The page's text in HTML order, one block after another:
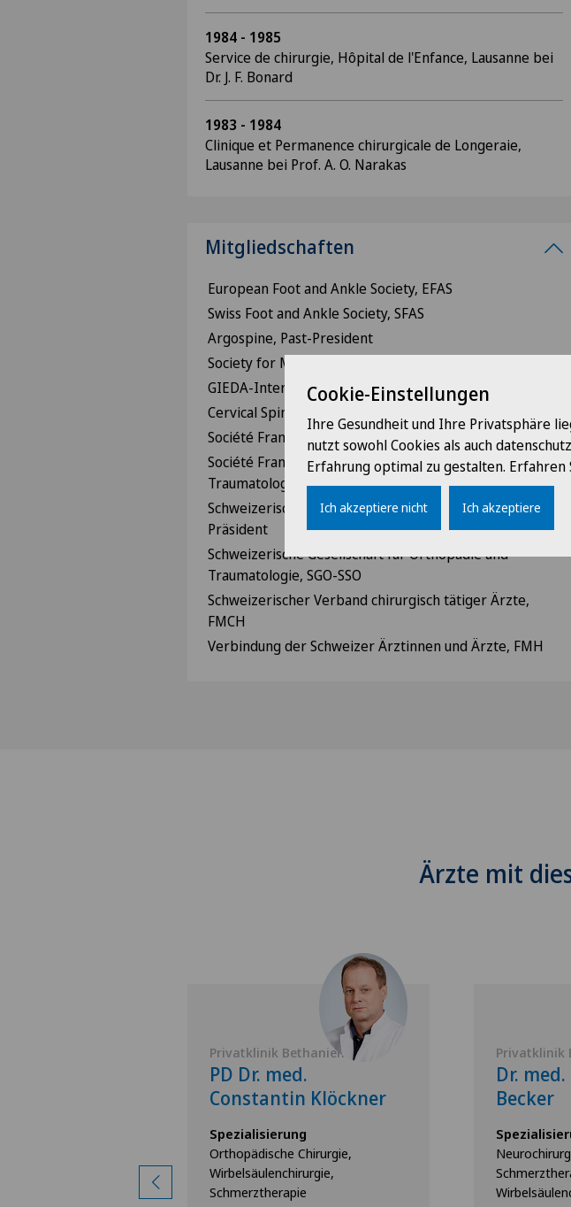
1984 - 1985
Service de chirurgie, Hôpital de l'Enfance, Lausanne bei
Dr. J. F. Bonard
1983 - 1984
Clinique et Permanence chirurgicale de Longeraie,
Lausanne bei Prof. A. O. Narakas
Mitgliedschaften
European Foot and Ankle Society, EFAS
Swiss Foot and Ankle Society, SFAS
Argospine, Past-President
Society for Medical Inovation and Technology, SMIT
GIEDA-Inter Rachis, Past-President
Cervical Spine Research Society, CSRS
Société Française de Chirurgie Rachidienne, SFCR
Société Française de Chirurgie Orthopédique et
Traumatologie, SoFCOT
Schweizerische Gesellschaft für Spinale Chirurgie, SGS,
Präsident
Schweizerische Gesellschaft für Orthopädie und
Traumatologie, SGO-SSO
Schweizerischer Verband chirurgisch tätiger Ärzte,
FMCH
Verbindung der Schweizer Ärztinnen und Ärzte, FMH
Ärzte mit
Privatklinik Bethanien
PD Dr. med.
Constantin Klöckner
Spezialisierung
Orthopädische Chirurgie,
Wirbelsäulenchirurgie,
Schmerztherapie
Privatklinik
Dr.
Becker
Cookie-Einstellungen
Ihre Gesundheit und Ihre Privatsphäre
nutzt sowohl Cookies als auch
Erfahrung optimal zu gestalten.
Ich akzeptiere nicht Ich akzeptiere